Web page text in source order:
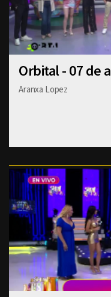
Orbital - 07 de
Aranxa Lopez